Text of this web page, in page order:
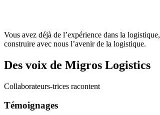
Vous avez déjà de l’expérience dans la
construire avec nous l’avenir de la logistique.
Des voix de Migros Logistics
Collaborateurs-trices racontent
Témoignages